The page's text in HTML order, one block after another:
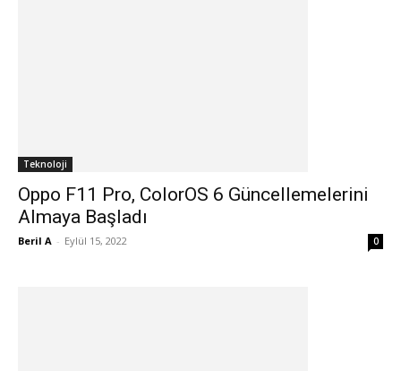
Teknoloji
Oppo F11 Pro, ColorOS 6 Güncellemelerini
Almaya Başladı
Beril A - Eylül 15, 2022 0